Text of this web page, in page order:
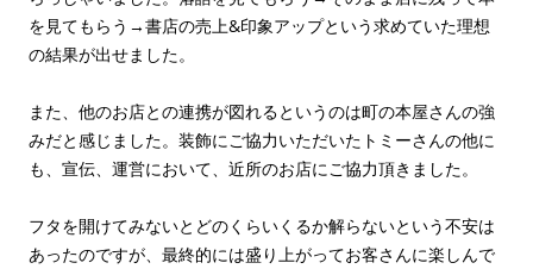
を見てもらう→書店の売上&印象アップという求めていた理想
の結果が出せました。
また、他のお店との連携が図れるというのは町の本屋さんの強
みだと感じました。装飾にご協力いただいたトミーさんの他に
も、宣伝、運営において、近所のお店にご協力頂きました。
フタを開けてみないとどのくらいくるか解らないという不安は
あったのですが、最終的には盛り上がってお客さんに楽しんで